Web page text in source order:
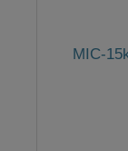
MIC-